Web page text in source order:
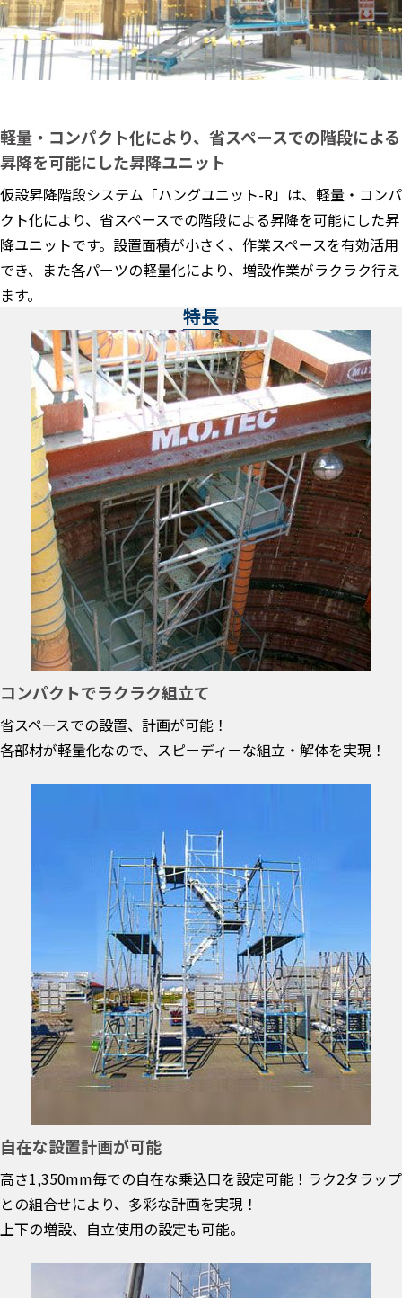
軽量・コンパクト化により、省スペースでの階段による
昇降を可能にした昇降ユニット
仮設昇降階段システム「ハングユニット-R」は、軽量・コンパ
クト化により、省スペースでの階段による昇降を可能にした昇
降ユニットです。設置面積が小さく、作業スペースを有効活用
でき、また各パーツの軽量化により、増設作業がラクラク行え
ます。
特長
コンパクトでラクラク組立て
省スペースでの設置、計画が可能！
各部材が軽量化なので、スピーディーな組立・解体を実現！
自在な設置計画が可能
高さ1,350mm毎での自在な乗込口を設定可能！ラク2タラップ
との組合せにより、多彩な計画を実現！
上下の増設、自立使用の設定も可能。